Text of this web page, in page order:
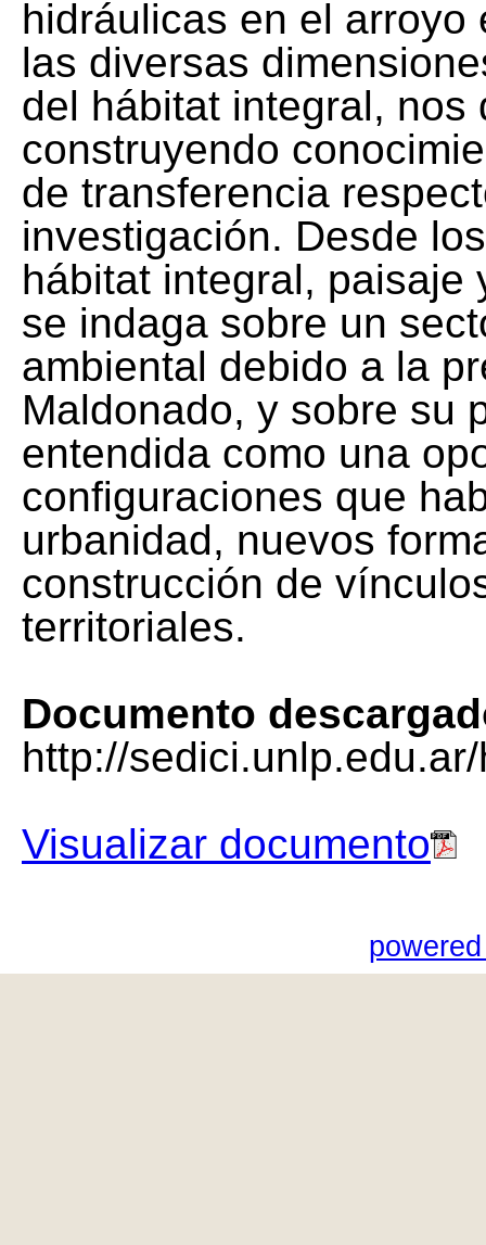
hidráulicas en el
las diversas
del hábitat integral, nos
construyendo
de transferencia
investigación. Desde
hábitat integral, paisaje
se indaga sobre un
ambiental debido a la
Maldonado, y sobre su
entendida como una
configuraciones que
urbanidad, nuevos
construcción de
territoriales.
Documento
http://
Visualizar documento